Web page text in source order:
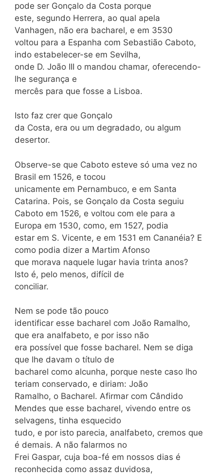
pode ser Gonçalo da Costa porque
este, segundo Herrera, ao qual apela
Vanhagen, não era bacharel, e em 3530
voltou para a Espanha com Sebastião Caboto,
indo estabelecer-se em Sevilha,
onde D. João III o mandou chamar, oferecendo-
lhe segurança e
mercês para que fosse a Lisboa.
Isto faz crer que Gonçalo
da Costa, era ou um degradado, ou algum
desertor.
Observe-se que Caboto esteve só uma vez no
Brasil em 1526, e tocou
unicamente em Pernambuco, e em Santa
Catarina. Pois, se Gonçalo da Costa seguiu
Caboto em 1526, e voltou com ele para a
Europa em 1530, como, em 1527, podia
estar em S. Vicente, e em 1531 em Cananéia? E
como podia dizer a Martim Afonso
que morava naquele lugar havia trinta anos?
Isto é, pelo menos, difícil de
conciliar.
Nem se pode tão pouco
identificar esse bacharel com João Ramalho,
que era analfabeto, e por isso não
era possível que fosse bacharel. Nem se diga
que lhe davam o título de
bacharel como alcunha, porque neste caso lho
teriam conservado, e diriam: João
Ramalho, o Bacharel. Afirmar com Cândido
Mendes que esse bacharel, vivendo entre os
selvagens, tinha esquecido
tudo, e por isto parecia, analfabeto, cremos que
é demais. A não falarmos no
Frei Gaspar, cuja boa-fé em nossos dias é
reconhecida como assaz duvidosa,